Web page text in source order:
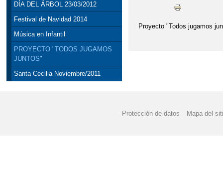
DÍA DEL ÁRBOL 23/03/2012
Festival de Navidad 2014
Música en Infantil
PROYECTO "TODOS JUGAMOS
JUNTOS"
Santa Cecilia Noviembre/2011
Proyecto "Todos jugamos
Protección de datos Mapa del